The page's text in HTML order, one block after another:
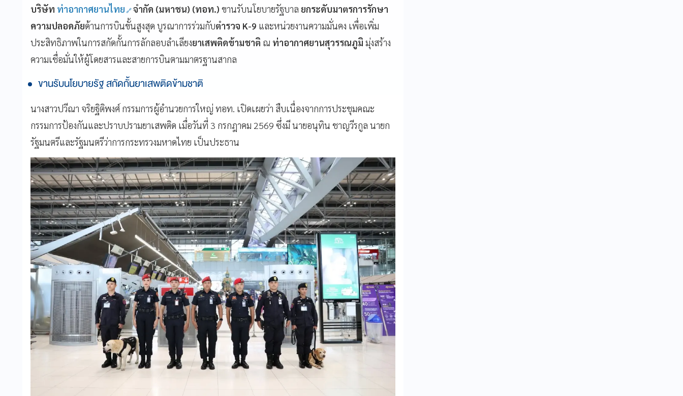
บริษัท ท่าอากาศยานไทย จำกัด (มหาชน) (ทอท.) ขานรับนโยบายรัฐบาล ยกระดับมาตรการรักษา
ความปลอดภัยด้านการบินขั้นสูงสุด บูรณาการร่วมกับตำรวจ K-9 และหน่วยงานความมั่นคง เพื่อเพิ่ม
ประสิทธิภาพในการสกัดกั้นการลักลอบลำเลียงยาเสพติดข้ามชาติ ณ ท่าอากาศยานสุวรรณภูมิ มุ่งสร้าง
ความเชื่อมั่นให้ผู้โดยสารและสายการบินตามมาตรฐานสากล
ขานรับนโยบายรัฐ สกัดกั้นยาเสพติดข้ามชาติ
นางสาวปวีณา จริยฐิติพงศ์ กรรมการผู้อำนวยการใหญ่ ทอท. เปิดเผยว่า สืบเนื่องจากการประชุมคณะ
กรรมการป้องกันและปราบปรามยาเสพติด เมื่อวันที่ 3 กรกฎาคม 2569 ซึ่งมี นายอนุทิน ชาญวีรกูล นายก
รัฐมนตรีและรัฐมนตรีว่าการกระทรวงมหาดไทย เป็นประธาน